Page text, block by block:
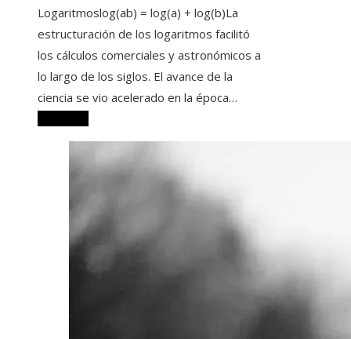
Logaritmoslog(ab) = log(a) + log(b)La
estructuración de los logaritmos facilitó
los cálculos comerciales y astronómicos a
lo largo de los siglos. El avance de la
ciencia se vio acelerado en la época…